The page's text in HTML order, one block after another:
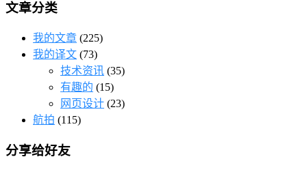
文章分类
我的文章 (225)
我的译文 (73)
技术资讯 (35)
有趣的 (15)
网页设计 (23)
航拍 (115)
分享给好友